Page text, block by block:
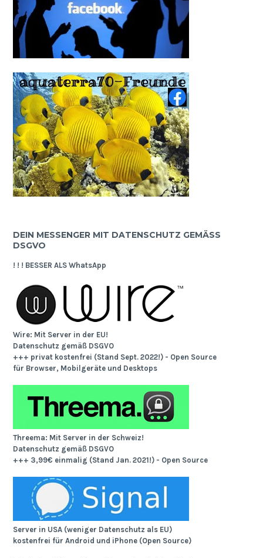
DEIN MESSENGER MIT DATENSCHUTZ GEMÄSS D
SGVO
! ! ! BESSER ALS WhatsApp
Wire: Mit Server in der EU!
Datenschutz gemäß DSGVO
+++ privat kostenfrei (Stand Sept. 2022!) - Open Source
für Browser, Mobilgeräte und Desktops
Threema: Mit Server in der Schweiz!
Datenschutz gemäß DSGVO
+++ 3,99€ einmalig (Stand Jan. 2021!) - Open Source
Server in USA (weniger Datenschutz als EU)
kostenfrei für Android und iPhone (Open Source)